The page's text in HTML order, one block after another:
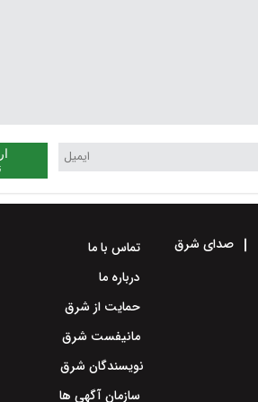
صدای شرق
تماس با ما
درباره ما
حمایت از شرق
مانیفست شرق
نویسندگان شرق
سازمان آگهی ها